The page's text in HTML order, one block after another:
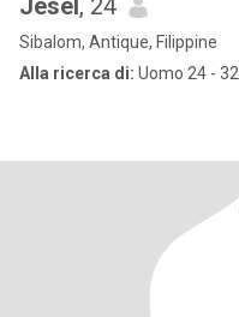
Jesel, 24
Sibalom, Antique, Filippine
Alla ricerca di: Uomo 24 - 32